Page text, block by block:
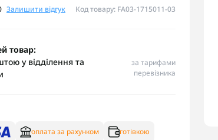
Залишити відгук Код товару: FA03-1715011-03
товар:
у відділення та
за тарифами
перевізника
оплата за рахунком готівкою